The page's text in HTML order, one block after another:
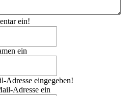
ein!
ein
Adresse eingegeben!
Adresse ein